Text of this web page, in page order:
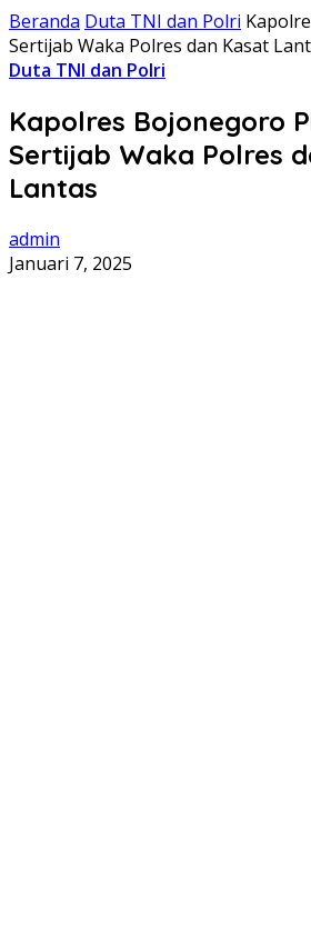
Beranda Duta TNI dan Polri
Sertijab Waka Polres dan Kasat
Duta TNI dan Polri
Kapolres Bojonegoro
Sertijab Waka Polres
Lantas
admin
Januari 7, 2025